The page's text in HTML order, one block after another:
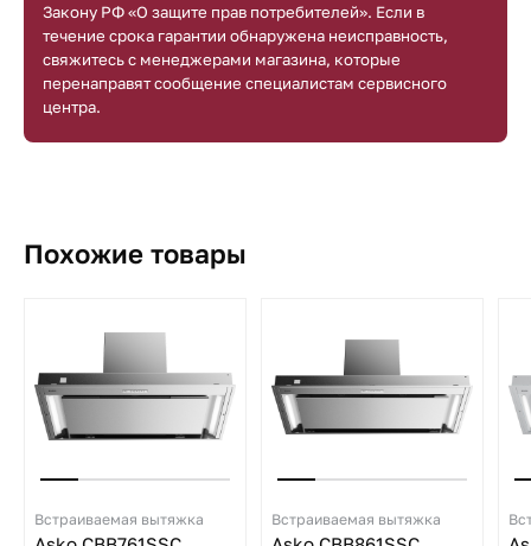
Закону РФ «О защите прав потребителей». Если в
течение срока гарантии обнаружена неисправность,
свяжитесь с менеджерами магазина, которые
перенаправят сообщение специалистам сервисного
центра.
Похожие товары
Встраиваемая вытяжка Встраиваемая вытяжка